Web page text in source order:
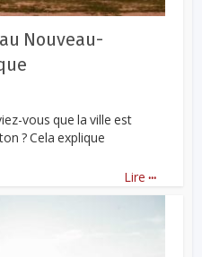
Nouveau-
vous que la ville est
? Cela explique
Lire ...